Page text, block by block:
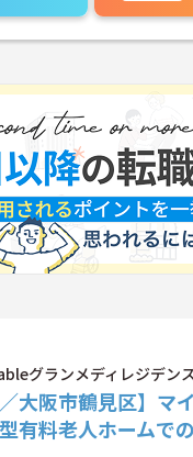
グランメディレジデン
／大阪市鶴見区】
有料老人ホームで